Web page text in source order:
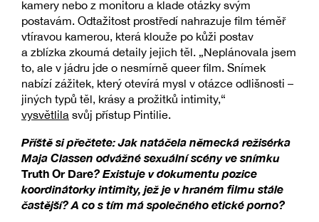
kamery nebo z monitoru a klade otázky svým
postavám. Odtažitost prostředí nahrazuje film téměř
vtíravou kamerou, která klouže po kůži postav
a zblízka zkoumá detaily jejich těl. „Neplánovala jsem
to, ale v jádru jde o nesmírně queer film. Snímek
nabízí zážitek, který otevírá mysl v otázce odlišnosti –
jiných typů těl, krásy a prožitků intimity,“
vysvětlila svůj přístup Pintilie.
Příště si přečtete: Jak natáčela německá režisérka
Maja Classen odvážné sexuální scény ve snímku
Truth Or Dare? Existuje v dokumentu pozice
koordinátorky intimity, jež je v hraném filmu stále
častější? A co s tím má společného etické porno?